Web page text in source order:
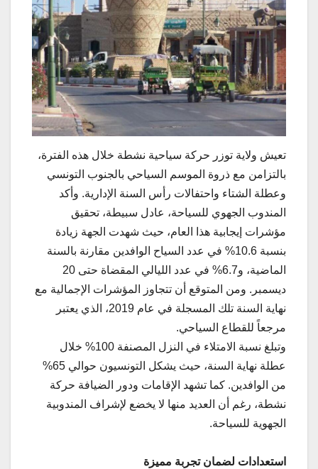
تعيش ولاية توزر حركة سياحية نشطة خلال هذه الفترة،
بالتزامن مع ذروة الموسم السياحي بالجنوب التونسي
وعطلة الشتاء واحتفالات رأس السنة الإدارية. وأكد
المندوب الجهوي للسياحة، عادل سبيطة، تحقيق
مؤشرات إيجابية هذا العام، حيث شهدت الجهة زيادة
بنسبة 10.6% في عدد السياح الوافدين مقارنة بالسنة
الماضية، و6.7% في عدد الليالي المقضاة حتى 20
ديسمبر. ومن المتوقع أن تتجاوز المؤشرات الإجمالية مع
نهاية السنة تلك المسجلة في عام 2019، الذي يعتبر
مرجعاً للقطاع السياحي.
وتبلغ نسبة الامتلاء في النزل المصنفة 100% خلال
عطلة نهاية السنة، حيث يشكل التونسيون حوالي 65%
من الوافدين. كما تشهد الإقامات ودور الضيافة حركة
نشطة، رغم أن العديد منها لا يخضع لإشراف المندوبية
الجهوية للسياحة.
استعدادات لضمان تجربة مميزة